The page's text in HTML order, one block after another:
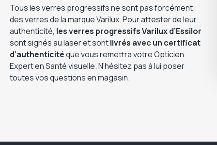
Tous les verres progressifs ne sont pas forcément
des verres de la marque Varilux. Pour attester de leur
authenticité, les verres progressifs Varilux d’Essilor
sont signés au laser et sontlivrés avec un certificat
d’authenticitéque vous remettra votre Opticien
Expert en Santé visuelle. N’hésitez pas à lui poser
toutes vos questions en magasin.